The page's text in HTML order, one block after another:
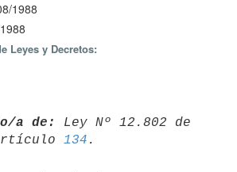
1988
Leyes y Decretos:
a de:
Ley Nº 12.802 de
134